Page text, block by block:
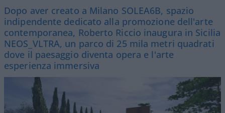
Dopo aver creato a Milano SOLEA6B, spazio
indipendente dedicato alla promozione dell'arte
contemporanea, Roberto Riccio inaugura in Sicilia
NEOS_VLTRA, un parco di 25 mila metri quadrati
dove il paesaggio diventa opera e l'arte
esperienza immersiva